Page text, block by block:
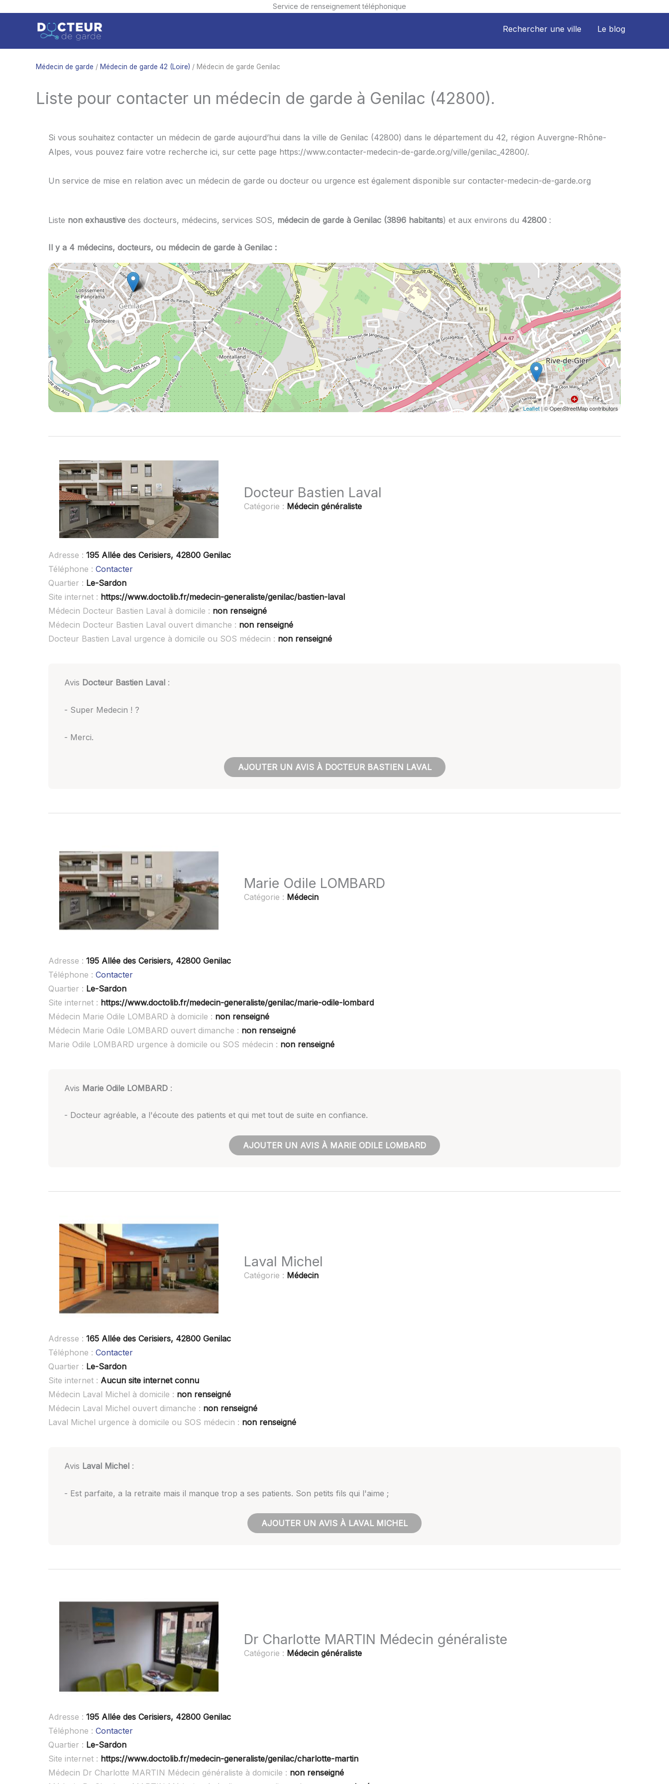
Service de renseignement téléphonique
contenu
Rechercher une ville Le blog
Médecin de garde / Médecin de garde 42 (Loire) / Médecin de garde Genilac
Liste pour contacter un médecin de garde à Genilac (42800).
Si vous souhaitez contacter un médecin de garde aujourd’hui dans la ville de Genilac (42800) dans le département du 42, région Auvergne-Rhône-
Alpes, vous pouvez faire votre recherche ici, sur cette page https://www.contacter-medecin-de-garde.org/ville/genilac_42800/.
Un service de mise en relation avec un médecin de garde ou docteur ou urgence est également disponible sur contacter-medecin-de-garde.org
Liste non exhaustive des docteurs, médecins, services SOS, médecin de garde à Genilac (3896 habitants) et aux environs du 42800 :
Il y a 4 médecins, docteurs, ou médecin de garde à Genilac :
Leaflet| © OpenStreetMap contributors
Docteur Bastien Laval
Catégorie : Médecin généraliste
Adresse : 195 Allée des Cerisiers, 42800 Genilac
Téléphone : Contacter
Quartier : Le-Sardon
Site internet : https://www.doctolib.fr/medecin-generaliste/genilac/bastien-laval
Médecin Docteur Bastien Laval à domicile : non renseigné
Médecin Docteur Bastien Laval ouvert dimanche : non renseigné
Docteur Bastien Laval urgence à domicile ou SOS médecin : non renseigné
Avis Docteur Bastien Laval :
- Super Medecin ! ?
- Merci.
AJOUTER UN AVIS À DOCTEUR BASTIEN LAVAL
Marie Odile LOMBARD
Catégorie : Médecin
Adresse : 195 Allée des Cerisiers, 42800 Genilac
Téléphone : Contacter
Quartier : Le-Sardon
Site internet : https://www.doctolib.fr/medecin-generaliste/genilac/marie-odile-lombard
Médecin Marie Odile LOMBARD à domicile : non renseigné
Médecin Marie Odile LOMBARD ouvert dimanche : non renseigné
Marie Odile LOMBARD urgence à domicile ou SOS médecin : non renseigné
Avis Marie Odile LOMBARD :
- Docteur agréable, a l'écoute des patients et qui met tout de suite en confiance.
AJOUTER UN AVIS À MARIE ODILE LOMBARD
Laval Michel
Catégorie : Médecin
Adresse : 165 Allée des Cerisiers, 42800 Genilac
Téléphone : Contacter
Quartier : Le-Sardon
Site internet : Aucun site internet connu
Médecin Laval Michel à domicile : non renseigné
Médecin Laval Michel ouvert dimanche : non renseigné
Laval Michel urgence à domicile ou SOS médecin : non renseigné
Avis Laval Michel :
- Est parfaite, a la retraite mais il manque trop a ses patients. Son petits fils qui l'aime ;
AJOUTER UN AVIS À LAVAL MICHEL
Dr Charlotte MARTIN Médecin généraliste
Catégorie : Médecin généraliste
Adresse : 195 Allée des Cerisiers, 42800 Genilac
Téléphone : Contacter
Quartier : Le-Sardon
Site internet : https://www.doctolib.fr/medecin-generaliste/genilac/charlotte-martin
Médecin Dr Charlotte MARTIN Médecin généraliste à domicile : non renseigné